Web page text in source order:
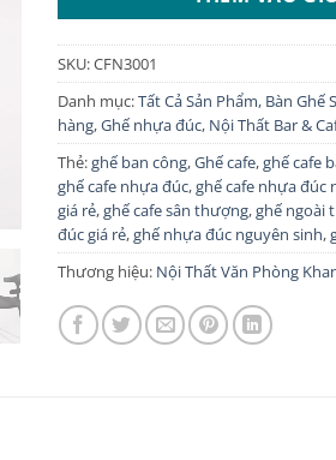
SKU:CFN3001
Danh mục:Tất Cả Sản Phẩm, Bàn Ghế
hàng,Ghế nhựa đúc, Nội Thất Bar &
Thẻ:ghế ban công,Ghế cafe,ghế cafe
ghế cafe nhựa đúc,ghế cafe nhựa đúc
giá rẻ,ghế cafe sân thượng,ghế ngoài
đúc giá rẻ,ghế nhựa đúc nguyên sinh,
Thương hiệu: Nội Thất Văn Phòng